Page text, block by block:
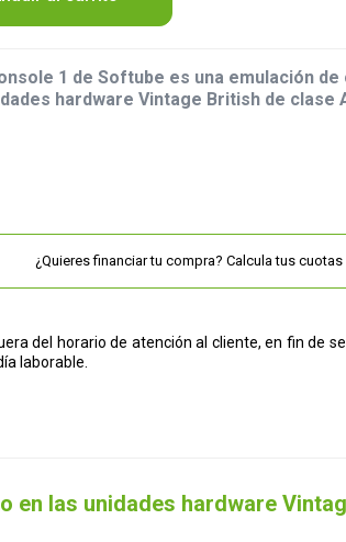
1 de Softube es una emulación de
hardware Vintage British de clase
¿Quieres financiar tu compra? Calcula tus cuotas
del horario de atención al cliente, en fin de
laborable.
en las unidades hardware